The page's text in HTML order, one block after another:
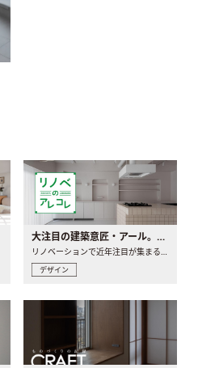
大注目の建築意匠・アール。人気の理由と空間に取り入れるポイント
リノベーションで近年注目が集まる建築意匠の一つであるアール..
デザイン